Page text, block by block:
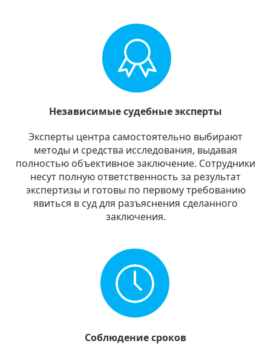
Независимые судебные эксперты
Эксперты центра самостоятельно выбирают
методы и средства исследования, выдавая
полностью объективное заключение. Сотрудники
несут полную ответственность за результат
экспертизы и готовы по первому требованию
явиться в суд для разъяснения сделанного
заключения.
Соблюдение сроков